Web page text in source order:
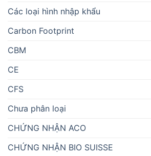
Các loại hình nhập khẩu
Carbon Footprint
CBM
CE
CFS
Chưa phân loại
CHỨNG NHẬN ACO
CHỨNG NHẬN BIO SUISSE